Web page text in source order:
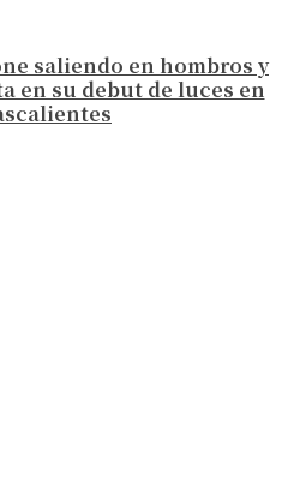
saliendo en hombros y
en su debut de luces en